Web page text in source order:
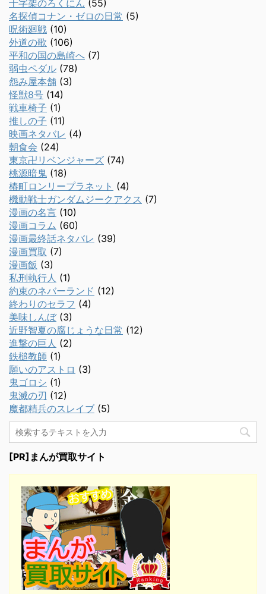
十字架のろくにん (55)
名探偵コナン・ゼロの日常 (5)
呪術廻戦 (10)
外道の歌 (106)
平和の国の島崎へ (7)
弱虫ペダル (78)
怨み屋本舗 (3)
怪獣8号 (14)
戦車椅子 (1)
推しの子 (11)
映画ネタバレ (4)
朝食会 (24)
東京卍リベンジャーズ (74)
桃源暗鬼 (18)
椿町ロンリープラネット (4)
機動戦士ガンダムジークアクス (7)
漫画の名言 (10)
漫画コラム (60)
漫画最終話ネタバレ (39)
漫画買取 (7)
漫画飯 (3)
私刑執行人 (1)
約束のネバーランド (12)
終わりのセラフ (4)
美味しんぼ(3)
近野智夏の腐じょうな日常 (12)
進撃の巨人 (2)
鉄槌教師 (1)
願いのアストロ (3)
鬼ゴロシ (1)
鬼滅の刃 (12)
魔都精兵のスレイブ (5)
[PR]まんが買取サイト